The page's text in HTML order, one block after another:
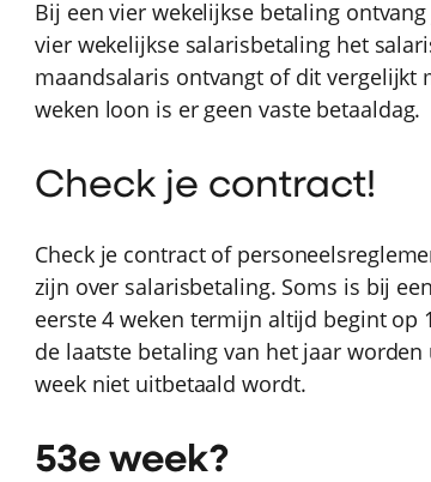
Bij een vier wekelijkse betaling
vier wekelijkse salarisbetaling het
maandsalaris ontvangt of dit vergelijkt
weken loon is er geen vaste betaaldag.
Check je contract!
Check je contract of
zijn over salarisbetaling. Soms is bij
eerste 4 weken termijn altijd begint op
de laatste betaling van het jaar
week niet uitbetaald wordt.
53e week?